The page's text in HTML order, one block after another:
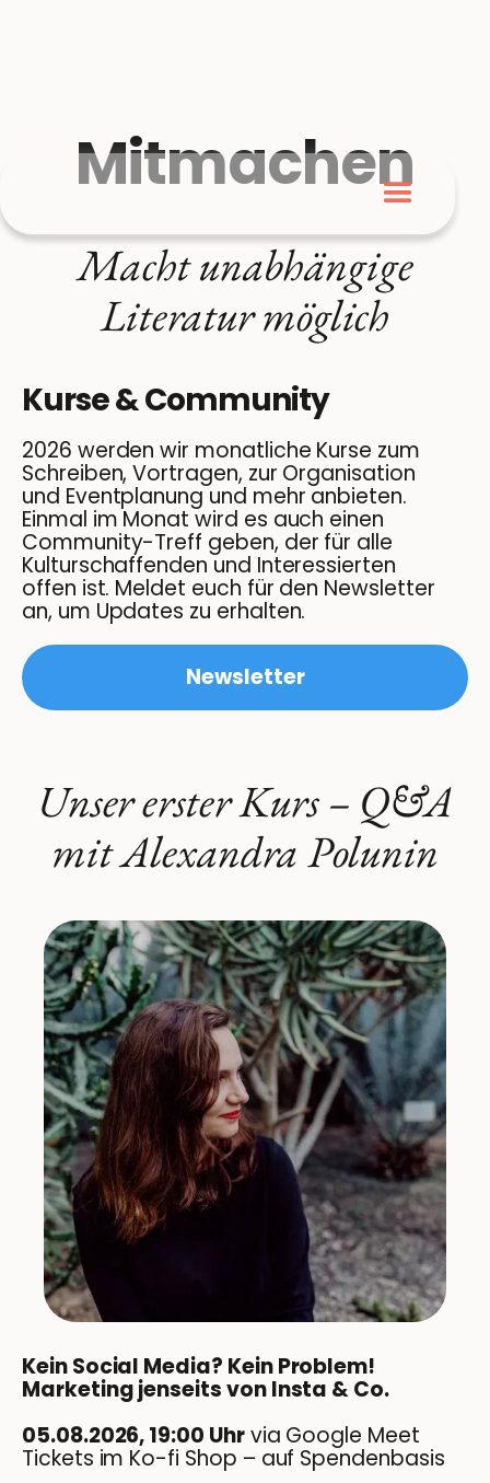
Mitmachen
Macht unabhängige
Literatur möglich
Kurse & Community
2026 werden wir monatliche Kurse zum
Schreiben, Vortragen, zur Organisation
und Eventplanung und mehr anbieten.
Einmal im Monat wird es auch einen
Community-Treff geben, der für alle
Kulturschaffenden und Interessierten
offen ist. Meldet euch für den Newsletter
an, um Updates zu erhalten.
Newsletter
Unser erster Kurs – Q&A
mit Alexandra Polunin
Kein Social Media? Kein Problem!
Marketing jenseits von Insta & Co.
05.08.2026, 19:00 Uhrvia Google Meet
Tickets im Ko-fi Shop – auf Spendenbasis